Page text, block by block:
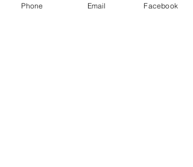
Phone Email Facebook